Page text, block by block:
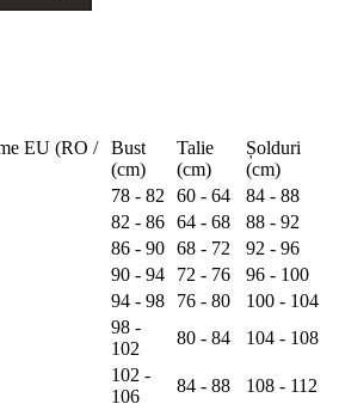
EU (RO /
Bust
(cm)
Talie
(cm)
Șolduri
(cm)
78 - 82 60 - 64
84 - 88
82 - 86 64 - 68
88 - 92
86 - 90 68 - 72
92 - 96
90 - 94 72 - 76
96 - 100
94 - 98 76 - 80
100 - 104
98 -
102
80 - 84 104 - 108
102 -
106
84 - 88 108 - 112